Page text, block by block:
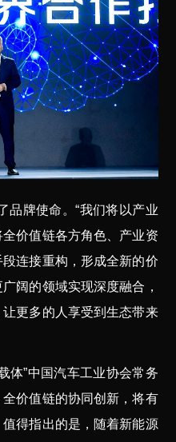
品牌使命。“我们将以产业
价值链各方角色、产业资
连接重构，形成全新的价
阔的领域实现深度融合，
更多的人享受到生态带来
体”中国汽车工业协会常务
价值链的协同创新，将有
得指出的是，随着新能源